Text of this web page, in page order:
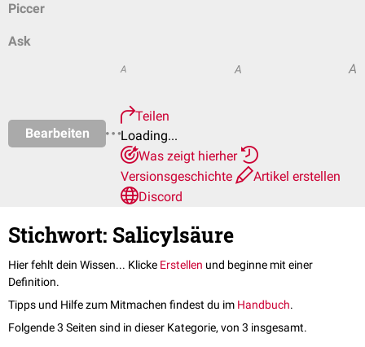
Piccer
Ask
Bearbeiten
A A A
Teilen
Loading...
Was zeigt hierher
Versionsgeschichte
Artikel erstellen
Discord
Stichwort: Salicylsäure
Hier fehlt dein Wissen... Klicke Erstellen und beginne mit einer
Definition.
Tipps und Hilfe zum Mitmachen findest du im Handbuch.
Folgende 3 Seiten sind in dieser Kategorie, von 3 insgesamt.